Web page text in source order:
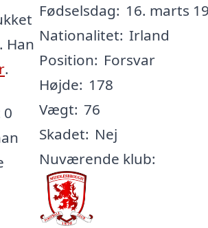
Han
.
Fødselsdag: 16. marts
Nationalitet: Irland
Position: Forsvar
Højde: 178
Vægt: 76
Skadet: Nej
Nuværende klub: